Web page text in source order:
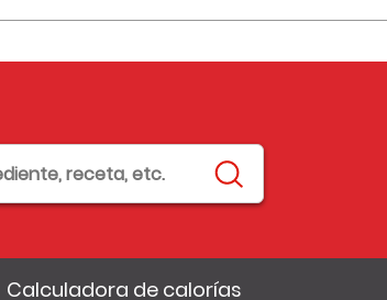
Calculadora de calorías